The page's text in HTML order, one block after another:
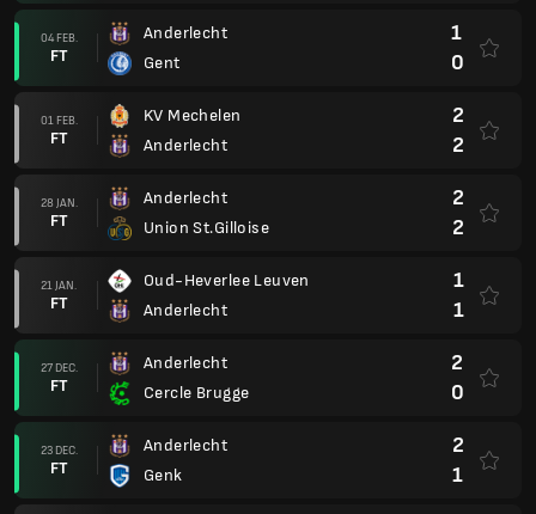
04 FEB.
FT
Anderlecht
Gent
1
0
01 FEB.
FT
KV Mechelen
Anderlecht
2
2
28 JAN.
FT
Anderlecht
Union St.Gilloise
2
2
21 JAN.
FT
Oud-Heverlee Leuven
Anderlecht
1
1
27 DEC.
FT
Anderlecht
Cercle Brugge
2
0
23 DEC.
FT
Anderlecht
Genk
2
1